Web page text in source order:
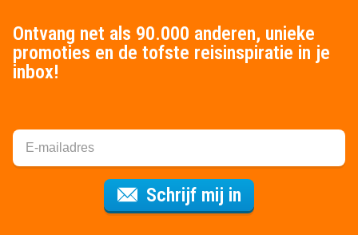
Ontvang net als 90.000 anderen, unieke
promoties en de tofste reisinspiratie in je
inbox!
Schrijf mij in